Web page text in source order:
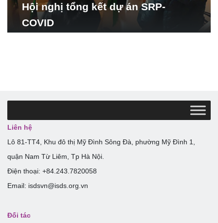
Hội nghị tổng kết dự án SRP-
COVID
Liên hệ
Lô 81-TT4, Khu đô thị Mỹ Đình Sông Đà, phường Mỹ Đình 1,
quận Nam Từ Liêm, Tp Hà Nội.
Điện thoại: +84.243.7820058
Email: isdsvn@isds.org.vn
Đối tác